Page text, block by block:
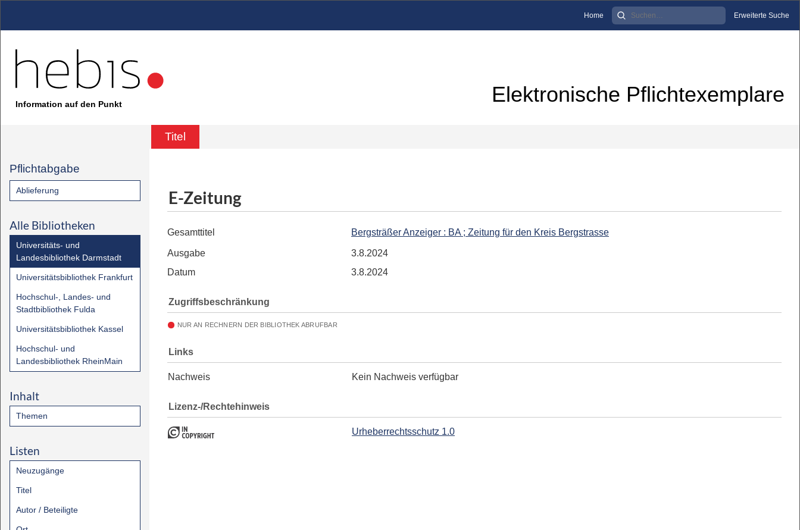
Home Erweiterte Suche
Information auf den Punkt Elektronische Pflichtexemplare
Titel
Pflichtabgabe
Ablieferung
Alle Bibliotheken
Universitäts- und
Landesbibliothek Darmstadt
Universitätsbibliothek Frankfurt
Hochschul-, Landes- und
Stadtbibliothek Fulda
Universitätsbibliothek Kassel
Hochschul- und
Landesbibliothek RheinMain
Inhalt
Themen
Listen
Neuzugänge
Titel
Autor / Beteiligte
E-Zeitung
Gesamttitel Bergsträßer Anzeiger : BA ; Zeitung für den Kreis Bergstrasse
Ausgabe
3.8.2024
Datum
3.8.2024
Zugriffsbeschränkung
NUR AN RECHNERN DER BIBLIOTHEK ABRUFBAR
Links
Nachweis Kein Nachweis verfügbar
Lizenz-/Rechtehinweis
Urheberrechtsschutz 1.0